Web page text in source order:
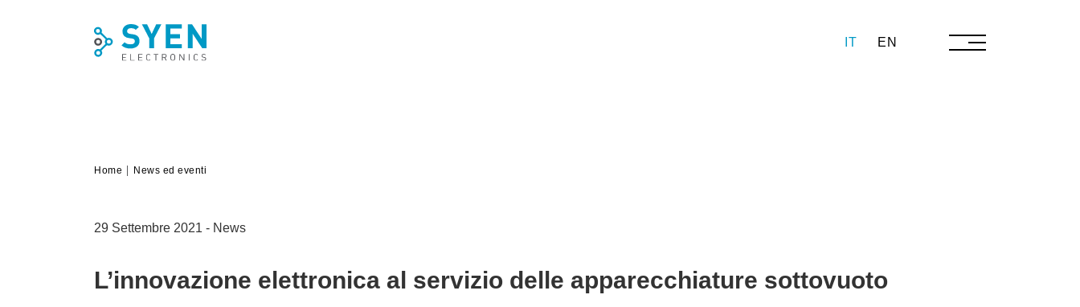
IT EN
Home News ed eventi
29 Settembre 2021 - News
L’innovazione elettronica al servizio delle apparecchiature sottovuoto